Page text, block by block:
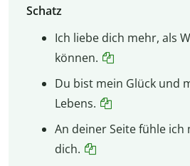
Schatz
Ich liebe dich mehr, als
können.
Du bist mein Glück und
Lebens.
An deiner Seite fühle ich
dich.